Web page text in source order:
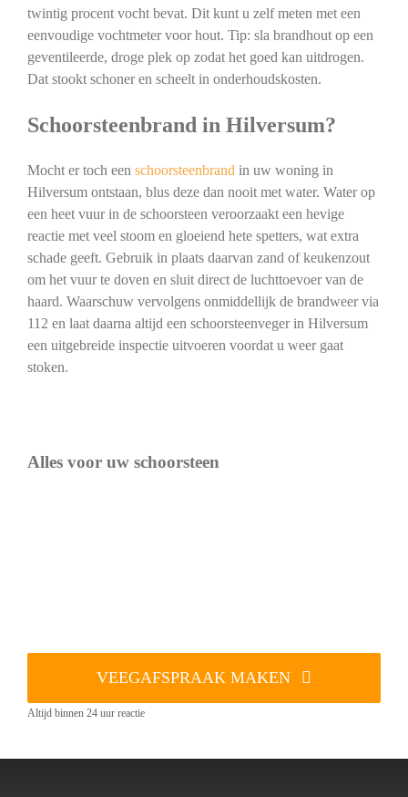
twintig procent vocht bevat. Dit kunt u zelf meten met een
eenvoudige vochtmeter voor hout. Tip: sla brandhout op een
geventileerde, droge plek op zodat het goed kan uitdrogen.
Dat stookt schoner en scheelt in onderhoudskosten.
Schoorsteenbrand in Hilversum?
Mocht er toch een schoorsteenbrand in uw woning in
Hilversum ontstaan, blus deze dan nooit met water. Water op
een heet vuur in de schoorsteen veroorzaakt een hevige
reactie met veel stoom en gloeiend hete spetters, wat extra
schade geeft. Gebruik in plaats daarvan zand of keukenzout
om het vuur te doven en sluit direct de luchttoevoer van de
haard. Waarschuw vervolgens onmiddellijk de brandweer via
112 en laat daarna altijd een schoorsteenveger in Hilversum
een uitgebreide inspectie uitvoeren voordat u weer gaat
stoken.
Alles voor uw schoorsteen
VEEGAFSPRAAK MAKEN
Altijd binnen 24 uur reactie